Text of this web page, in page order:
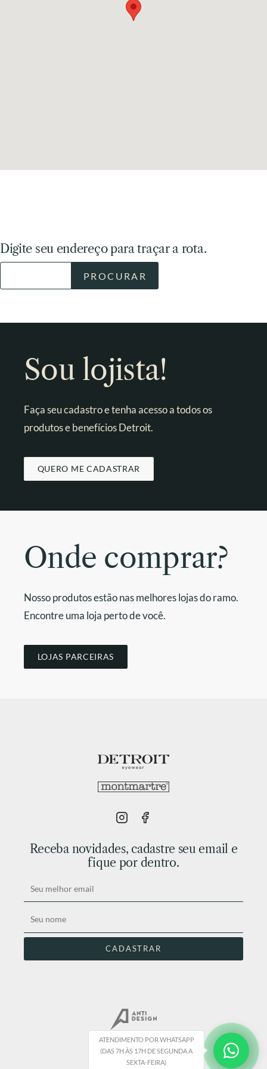
Digite seu endereço para traçar a rota.
Sou lojista!
Faça seu cadastro e tenha acesso a todos os
produtos e benefícios Detroit.
QUERO ME CADASTRAR
Onde comprar?
Nosso produtos estão nas melhores lojas do ramo.
Encontre uma loja perto de você.
LOJAS PARCEIRAS
ATENDIMENTO POR WHATSAPP
(DAS 7H ÀS 17H DE SEGUNDA A
SEXTA-FEIRA)
Receba novidades, cadastre seu email e
fique por dentro.